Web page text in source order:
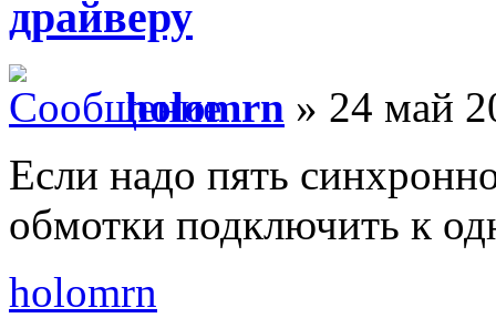
драйверу
holomrn » 24 май
Если надо пять
обмотки подключить к
holomrn